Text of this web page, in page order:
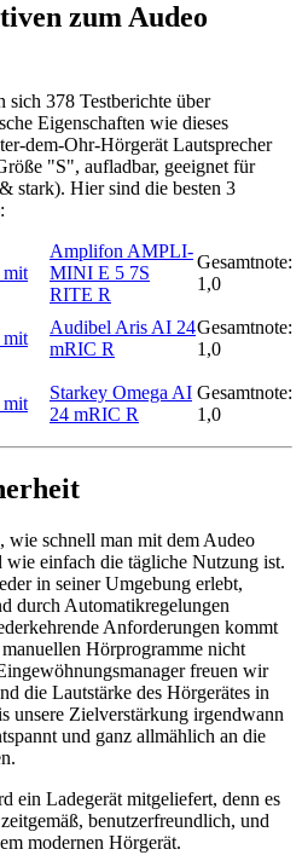
zum Audeo
sich 378 Testberichte über
Eigenschaften wie dieses
dem-Ohr-Hörgerät Lautsprecher
"S", aufladbar, geeignet für
stark). Hier sind die besten 3
Amplifon AMPLI-
MINI E 5 7S
RITE R
Gesamtnote:
1,0
Audibel Aris AI 24
mRIC R
Gesamtnote:
1,0
Starkey Omega AI
24 mRIC R
Gesamtnote:
1,0
wie schnell man mit dem Audeo
einfach die tägliche Nutzung ist.
in seiner Umgebung erlebt,
durch Automatikregelungen
Anforderungen kommt
Hörprogramme nicht
freuen wir
die Lautstärke des Hörgerätes in
unsere Zielverstärkung irgendwann
und ganz allmählich an die
ein Ladegerät mitgeliefert, denn es
benutzerfreundlich, und
modernen Hörgerät.